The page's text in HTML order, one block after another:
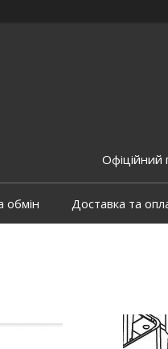
Офіційний
обмін Доставка та